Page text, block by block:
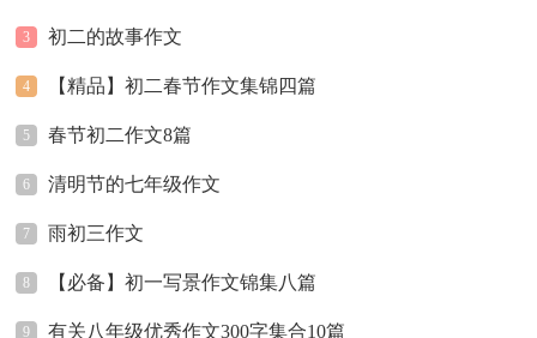
3 初二的故事作文
4 【精品】初二春节作文集锦四篇
5 春节初二作文8篇
6 清明节的七年级作文
7 雨初三作文
8 【必备】初一写景作文锦集八篇
9 有关八年级优秀作文300字集合10篇